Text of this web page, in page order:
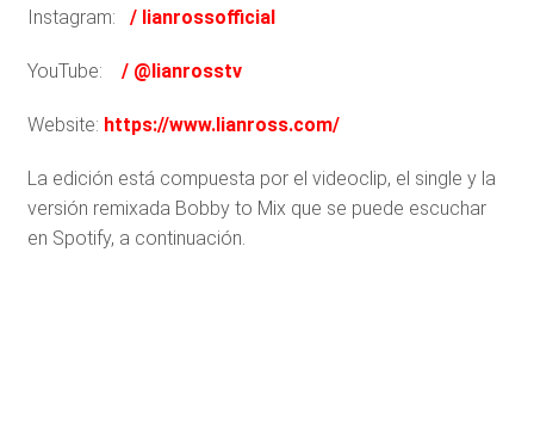
Instagram: / lianrossofficial
YouTube: / @lianrosstv
Website: https://www.lianross.com/
La edición está compuesta por el videoclip, el single y la
versión remixada Bobby to Mix que se puede escuchar
en Spotify, a continuación.